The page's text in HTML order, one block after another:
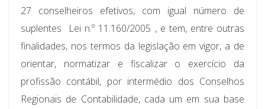
27 conselheiros efetivos, com igual número de
suplentes  Lei n.º 11.160/2005 , e tem, entre outras
finalidades, nos termos da legislação em vigor, a de
orientar, normatizar e fiscalizar o exercício da
profissão contábil, por intermédio dos Conselhos
Regionais de Contabilidade, cada um em sua base